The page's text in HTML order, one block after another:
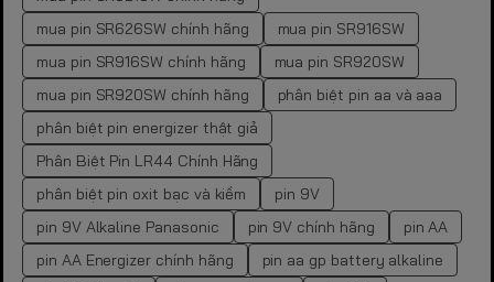
mua pin SR626SW chính hãng
mua pin SR916SW
mua pin SR916SW chính hãng
mua pin SR920SW
mua pin SR920SW chính hãng
phân biệt pin aa và aaa
phân biệt pin energizer thật giả
Phân Biệt Pin LR44 Chính Hãng
phân biệt pin oxit bạc và kiềm
pin 9V
pin 9V Alkaline Panasonic
pin 9V chính hãng
pin AA
pin AA Energizer chính hãng
pin aa gp battery alkaline